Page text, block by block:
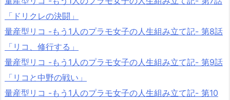
「ドリクレの決闘」
量産型リコ -もう1人のプラモ女子の人生組み立て記- 第8話
「リコ、修行する」
量産型リコ -もう1人のプラモ女子の人生組み立て記- 第9話
「リコと中野の戦い」
量産型リコ -もう1人のプラモ女子の人生組み立て記- 第10